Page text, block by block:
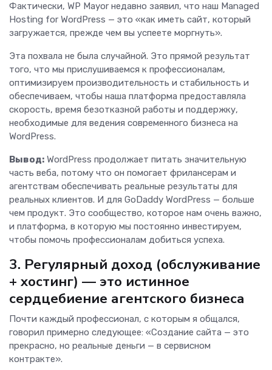
Фактически, WP Mayor недавно заявил, что наш Managed
Hosting for WordPress — это «как иметь сайт, который
загружается, прежде чем вы успеете моргнуть».
Эта похвала не была случайной. Это прямой результат
того, что мы прислушиваемся к профессионалам,
оптимизируем производительность и стабильность и
обеспечиваем, чтобы наша платформа предоставляла
скорость, время безотказной работы и поддержку,
необходимые для ведения современного бизнеса на
WordPress.
Вывод: WordPress продолжает питать значительную
часть веба, потому что он помогает фрилансерам и
агентствам обеспечивать реальные результаты для
реальных клиентов. И для GoDaddy WordPress — больше
чем продукт. Это сообщество, которое нам очень важно,
и платформа, в которую мы постоянно инвестируем,
чтобы помочь профессионалам добиться успеха.
3. Регулярный доход (обслуживание
+ хостинг) — это истинное
сердцебиение агентского бизнеса
Почти каждый профессионал, с которым я общался,
говорил примерно следующее: «Создание сайта — это
прекрасно, но реальные деньги — в сервисном
контракте».